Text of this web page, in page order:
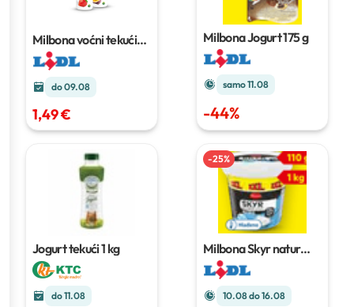
Milbona voćni tekući
jogurt XXL
do 09.08
1,49 €
Milbona Jogurt175 g
samo 11.08
-44%
Jogurt tekući1 kg
do 11.08
-25%
Milbona Skyr natur
XXL 1 kg
10.08 do 16.08